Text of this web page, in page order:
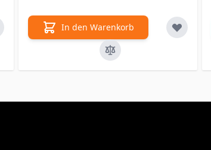
In den Warenkorb